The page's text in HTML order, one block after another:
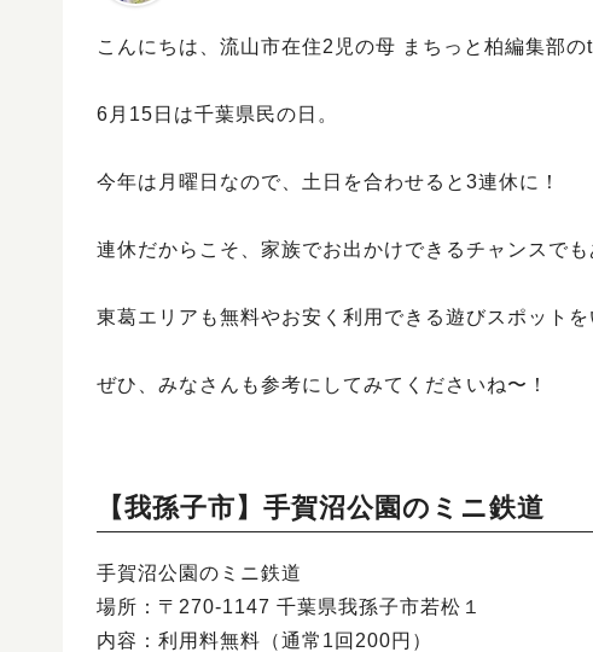
こんにちは、流山市在住2児の母 まちっと柏編集部の
6月15日は千葉県民の日。
今年は月曜日なので、土日を合わせると3連休に！
連休だからこそ、家族でお出かけできるチャンスでも
東葛エリアも無料やお安く利用できる遊びスポットを
ぜひ、みなさんも参考にしてみてくださいね〜！
【我孫子市】手賀沼公園のミニ鉄道
手賀沼公園のミニ鉄道
場所：〒270-1147 千葉県我孫子市若松１
内容：利用料無料（通常1回200円）